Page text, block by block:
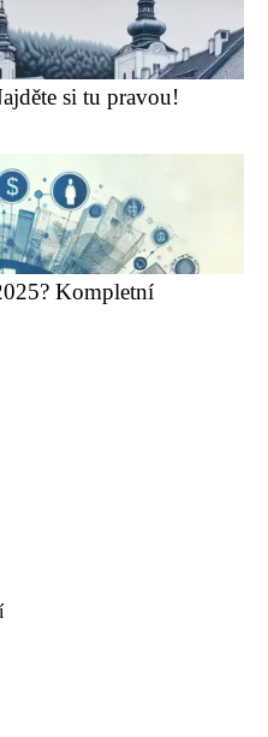
si tu pravou!
Kompletní